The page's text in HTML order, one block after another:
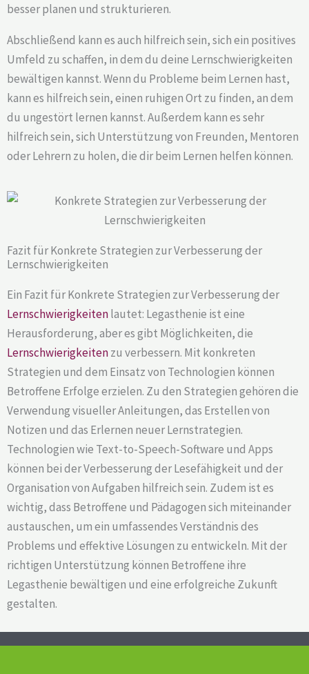
besser planen und strukturieren.
Abschließend kann es auch hilfreich sein, sich ein positives
Umfeld zu schaffen, in dem du deine Lernschwierigkeiten
bewältigen kannst. Wenn du Probleme beim Lernen hast,
kann es hilfreich sein, einen ruhigen Ort zu finden, an dem
du ungestört lernen kannst. Außerdem kann es sehr
hilfreich sein, sich Unterstützung von Freunden, Mentoren
oder Lehrern zu holen, die dir beim Lernen helfen können.
Fazit für Konkrete Strategien zur Verbesserung der
Lernschwierigkeiten
Ein Fazit für Konkrete Strategien zur Verbesserung der
Lernschwierigkeitenlautet: Legasthenie ist eine
Herausforderung, aber es gibt Möglichkeiten, die
Lernschwierigkeitenzu verbessern. Mit konkreten
Strategien und dem Einsatz von Technologien können
Betroffene Erfolge erzielen. Zu den Strategien gehören die
Verwendung visueller Anleitungen, das Erstellen von
Notizen und das Erlernen neuer Lernstrategien.
Technologien wie Text-to-Speech-Software und Apps
können bei der Verbesserung der Lesefähigkeit und der
Organisation von Aufgaben hilfreich sein. Zudem ist es
wichtig, dass Betroffene und Pädagogen sich miteinander
austauschen, um ein umfassendes Verständnis des
Problems und effektive Lösungen zu entwickeln. Mit der
richtigen Unterstützung können Betroffene ihre
Legasthenie bewältigen und eine erfolgreiche Zukunft
gestalten.